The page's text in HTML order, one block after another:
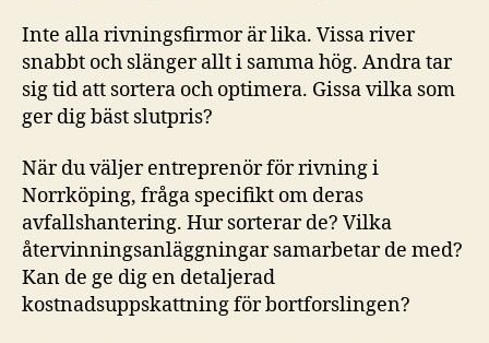
Inte alla rivningsfirmor är lika. Vissa river
snabbt och slänger allt i samma hög. Andra tar
sig tid att sortera och optimera. Gissa vilka som
ger dig bäst slutpris?
När du väljer entreprenör för rivning i
Norrköping, fråga specifikt om deras
avfallshantering. Hur sorterar de? Vilka
återvinningsanläggningar samarbetar de med?
Kan de ge dig en detaljerad
kostnadsuppskattning för bortforslingen?